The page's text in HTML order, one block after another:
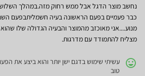
נחשב מוצר הדגל אבל ממש רחוק מזה.במהלך השלוש
כבר פעמיים בפעם הראשונה בעיה חשמליתבפעם
מנוע....אני מאוכזב מהמוצר והבעיה הגדולה שלו
מצליח להתמודד עם מדרגות.
עשיתי שימוש בדגם ישן יותר והוא ביצע את
טוב